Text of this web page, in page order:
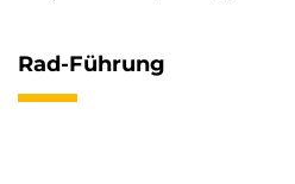
Rad-Führung